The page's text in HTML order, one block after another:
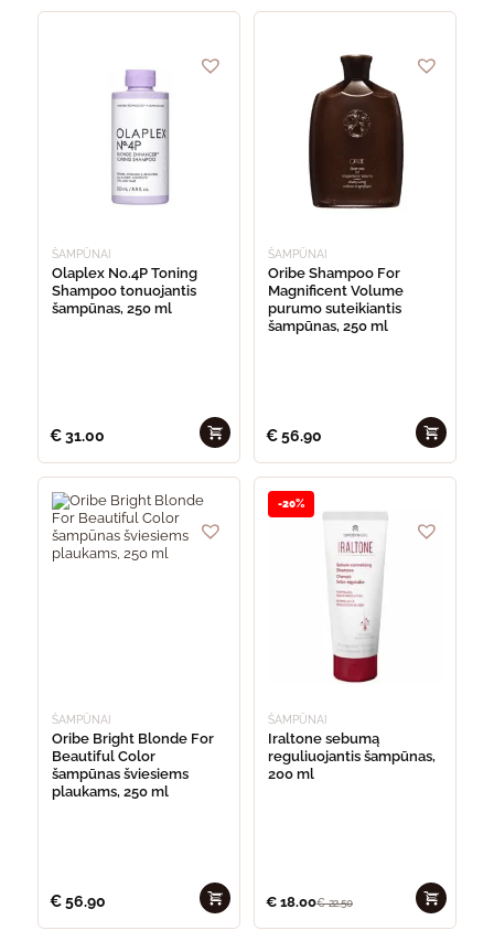
ŠAMPŪNAI
Olaplex No.4P Toning
Shampoo tonuojantis
šampūnas, 250 ml
€31.00
ŠAMPŪNAI
Oribe Shampoo For
Magnificent Volume
purumo suteikiantis
šampūnas, 250 ml
€56.90
ŠAMPŪNAI
Oribe Bright Blonde For
Beautiful Color
šampūnas šviesiems
plaukams, 250 ml
€56.90
-20%
ŠAMPŪNAI
Iraltone sebumą
reguliuojantis šampūnas,
200 ml
€ 18.00€22.50